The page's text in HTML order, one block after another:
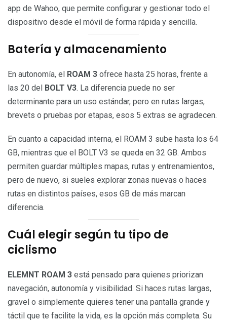
app de Wahoo, que permite configurar y gestionar todo el
dispositivo desde el móvil de forma rápida y sencilla.
Batería y almacenamiento
En autonomía, el ROAM 3 ofrece hasta 25 horas, frente a
las 20 del BOLT V3. La diferencia puede no ser
determinante para un uso estándar, pero en rutas largas,
brevets o pruebas por etapas, esos 5 extras se agradecen.
En cuanto a capacidad interna, el ROAM 3 sube hasta los 64
GB, mientras que el BOLT V3 se queda en 32 GB. Ambos
permiten guardar múltiples mapas, rutas y entrenamientos,
pero de nuevo, si sueles explorar zonas nuevas o haces
rutas en distintos países, esos GB de más marcan
diferencia.
Cuál elegir según tu tipo de
ciclismo
ELEMNT ROAM 3 está pensado para quienes priorizan
navegación, autonomía y visibilidad. Si haces rutas largas,
gravel o simplemente quieres tener una pantalla grande y
táctil que te facilite la vida, es la opción más completa. Su